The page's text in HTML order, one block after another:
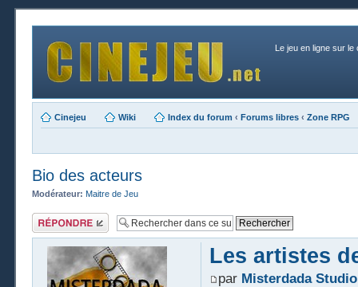
Le jeu en ligne sur le
Cinejeu Wiki Index du forum ‹ Forums libres ‹ Zone RPG
Bio des acteurs
Modérateur: Maitre de Jeu
Publier une
réponse
Les artistes
par Misterdada Studio